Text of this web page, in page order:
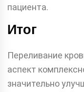
пациента.
Итог
Переливание
аспект
значительно